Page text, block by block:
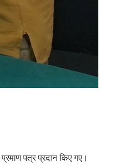
पत्र प्रदान किए गए।